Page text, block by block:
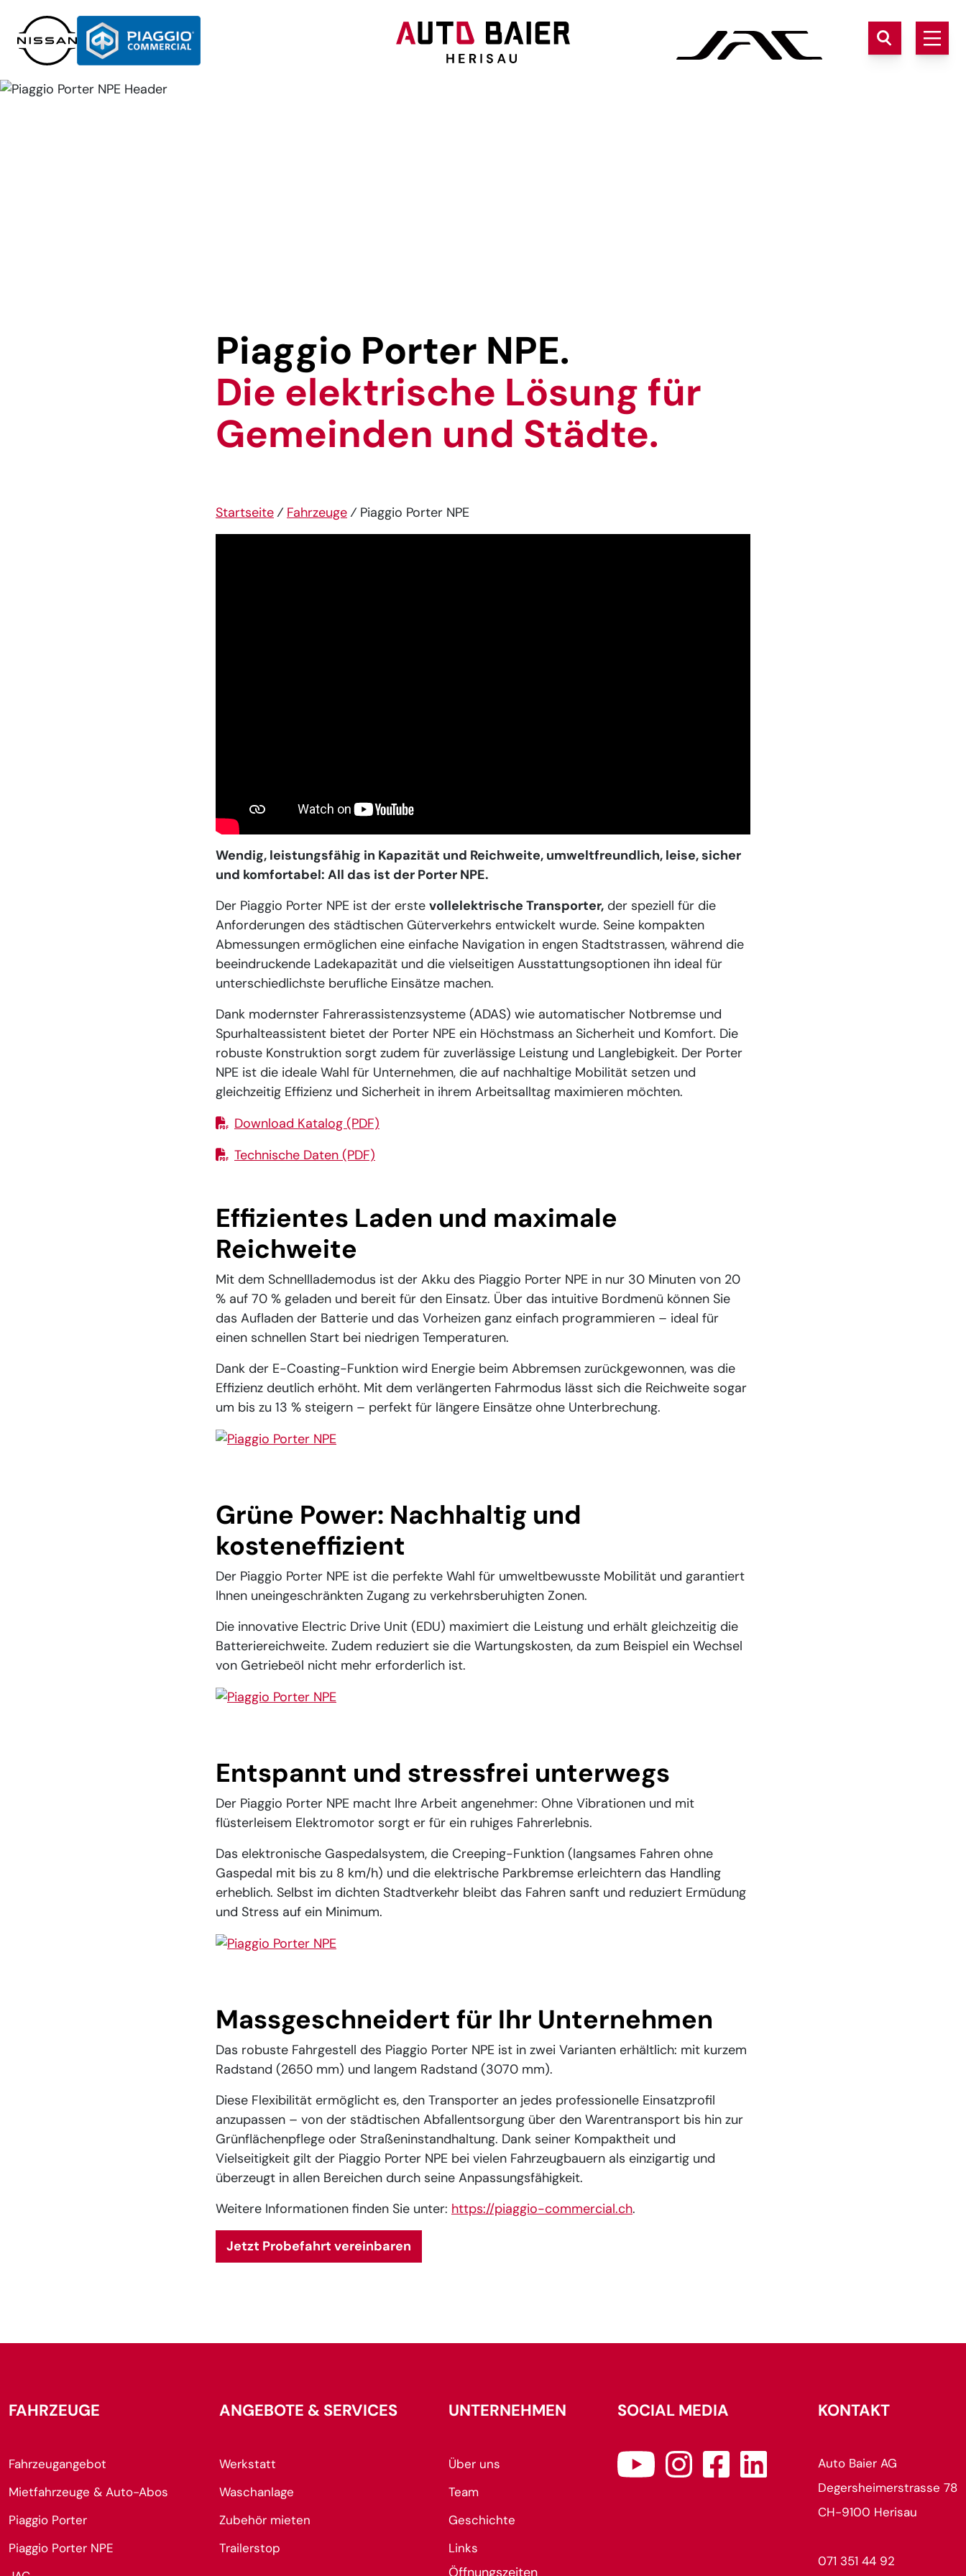
Piaggio Porter NPE.
Die elektrische Lösung für
Gemeinden und Städte.
Startseite⁄ Fahrzeuge⁄ Piaggio Porter NPE
Wendig, leistungsfähig in Kapazität und Reichweite, umweltfreundlich, leise, sicher
und komfortabel: All das ist der Porter NPE.
Der Piaggio Porter NPE ist der erste vollelektrische Transporter, der speziell für die
Anforderungen des städtischen Güterverkehrs entwickelt wurde. Seine kompakten
Abmessungen ermöglichen eine einfache Navigation in engen Stadtstrassen, während die
beeindruckende Ladekapazität und die vielseitigen Ausstattungsoptionen ihn ideal für
unterschiedlichste berufliche Einsätze machen.
Dank modernster Fahrerassistenzsysteme (ADAS) wie automatischer Notbremse und
Spurhalteassistent bietet der Porter NPE ein Höchstmass an Sicherheit und Komfort. Die
robuste Konstruktion sorgt zudem für zuverlässige Leistung und Langlebigkeit. Der Porter
NPE ist die ideale Wahl für Unternehmen, die auf nachhaltige Mobilität setzen und
gleichzeitig Effizienz und Sicherheit in ihrem Arbeitsalltag maximieren möchten.
Download Katalog (PDF)
Technische Daten (PDF)
Effizientes Laden und maximale
Reichweite
Mit dem Schnelllademodus ist der Akku des Piaggio Porter NPE in nur 30 Minuten von 20
% auf 70 % geladen und bereit für den Einsatz. Über das intuitive Bordmenü können Sie
das Aufladen der Batterie und das Vorheizen ganz einfach programmieren – ideal für
einen schnellen Start bei niedrigen Temperaturen.
Dank der E-Coasting-Funktion wird Energie beim Abbremsen zurückgewonnen, was die
Effizienz deutlich erhöht. Mit dem verlängerten Fahrmodus lässt sich die Reichweite sogar
um bis zu 13 % steigern – perfekt für längere Einsätze ohne Unterbrechung.
Show larger version for:
Grüne Power: Nachhaltig und
kosteneffizient
Der Piaggio Porter NPE ist die perfekte Wahl für umweltbewusste Mobilität und garantiert
Ihnen uneingeschränkten Zugang zu verkehrsberuhigten Zonen.
Die innovative Electric Drive Unit (EDU) maximiert die Leistung und erhält gleichzeitig die
Batteriereichweite. Zudem reduziert sie die Wartungskosten, da zum Beispiel ein Wechsel
von Getriebeöl nicht mehr erforderlich ist.
Show larger version for:
Entspannt und stressfrei unterwegs
Der Piaggio Porter NPE macht Ihre Arbeit angenehmer: Ohne Vibrationen und mit
flüsterleisem Elektromotor sorgt er für ein ruhiges Fahrerlebnis.
Das elektronische Gaspedalsystem, die Creeping-Funktion (langsames Fahren ohne
Gaspedal mit bis zu 8 km/h) und die elektrische Parkbremse erleichtern das Handling
erheblich. Selbst im dichten Stadtverkehr bleibt das Fahren sanft und reduziert Ermüdung
und Stress auf ein Minimum.
Show larger version for:
Massgeschneidert für Ihr Unternehmen
Das robuste Fahrgestell des Piaggio Porter NPE ist in zwei Varianten erhältlich: mit kurzem
Radstand (2650 mm) und langem Radstand (3070 mm).
Diese Flexibilität ermöglicht es, den Transporter an jedes professionelle Einsatzprofil
anzupassen – von der städtischen Abfallentsorgung über den Warentransport bis hin zur
Grünflächenpflege oder Straßeninstandhaltung. Dank seiner Kompaktheit und
Vielseitigkeit gilt der Piaggio Porter NPE bei vielen Fahrzeugbauern als einzigartig und
überzeugt in allen Bereichen durch seine Anpassungsfähigkeit.
Weitere Informationen finden Sie unter: https://piaggio-commercial.ch.
Jetzt Probefahrt vereinbaren
FAHRZEUGE
Fahrzeugangebot
Mietfahrzeuge & Auto-Abos
Piaggio Porter
Piaggio Porter NPE
ANGEBOTE & SERVICES
Werkstatt
Waschanlage
Zubehör mieten
Trailerstop
UNTERNEHMEN
Über uns
Team
Geschichte
Links
SOCIAL MEDIA KONTAKT
Auto Baier AG
Degersheimerstrasse 78
CH-9100 Herisau
071 351 44 92